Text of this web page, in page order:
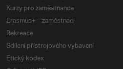
Kurzy pro zaměstnance
Erasmus+ – zaměstnaci
Rekreace
Sdílení přístrojového vybavení
Etický kodex